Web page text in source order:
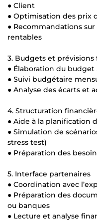
● Client
● Optimisation des prix
● Recommandations
rentables
3. Budgets et prévisions
● Élaboration du budget
● Suivi budgétaire
● Analyse des écarts et
4. Structuration
● Aide à la planification
● Simulation de
stress test)
● Préparation des
5. Interface partenaires
● Coordination avec
● Préparation des
ou banques
● Lecture et analyse